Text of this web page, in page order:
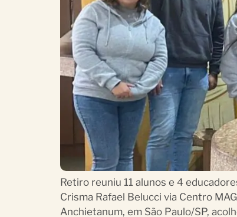
Retiro reuniu 11 alunos e 4
Crisma Rafael Belucci via Centro
Anchietanum, em São Paulo/SP,